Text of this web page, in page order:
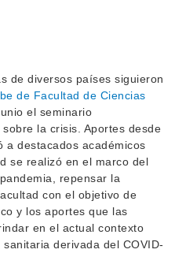
de diversos países siguieron
de Facultad de Ciencias
el seminario
la crisis. Aportes desde
a destacados académicos
se realizó en el marco del
repensar la
con el objetivo de
y los aportes que las
en el actual contexto
derivada del COVID-